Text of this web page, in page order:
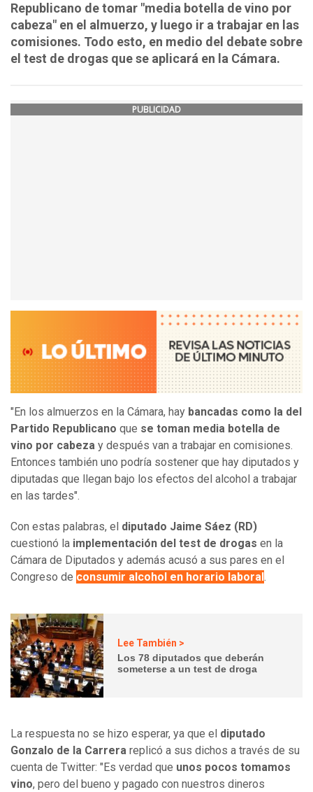
Republicano de tomar "media botella de vino por
cabeza" en el almuerzo, y luego ir a trabajar en las
comisiones. Todo esto, en medio del debate sobre
el test de drogas que se aplicará en la Cámara.
PUBLICIDAD
"En los almuerzos en la Cámara, hay bancadas como la del
Partido Republicano que se toman media botella de
vino por cabeza y después van a trabajar en comisiones.
Entonces también uno podría sostener que hay diputados y
diputadas que llegan bajo los efectos del alcohol a trabajar
en las tardes".
Con estas palabras, el diputado Jaime Sáez (RD)
cuestionó la implementación del test de drogas en la
Cámara de Diputados y además acusó a sus pares en el
Congreso de consumir alcohol en horario laboral .
Lee También >
Los 78 diputados que deberán
someterse a un test de droga
La respuesta no se hizo esperar, ya que el diputado
Gonzalo de la Carrera replicó a sus dichos a través de su
cuenta de Twitter: "Es verdad que unos pocos tomamos
vino, pero del bueno y pagado con nuestros dineros